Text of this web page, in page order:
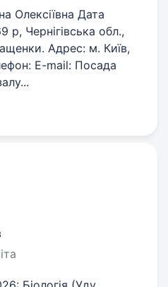
Олексіївна Дата
р, Чернігівська обл.,
Адрес: м. Київ,
E-mail: Посада